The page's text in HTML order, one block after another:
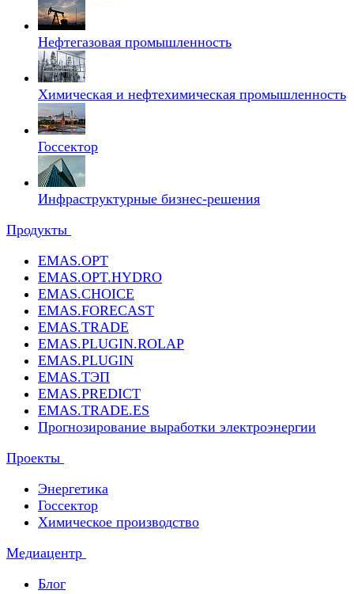
Нефтегазовая промышленность
Химическая и нефтехимическая промышленность
Госсектор
Инфраструктурные бизнес-решения
Продукты
EMAS.OPT
EMAS.OPT.HYDRO
EMAS.CHOICE
EMAS.FORECAST
EMAS.TRADE
EMAS.PLUGIN.ROLAP
EMAS.PLUGIN
EMAS.ТЭП
EMAS.PREDICT
EMAS.TRADE.ES
Прогнозирование выработки электроэнергии
Проекты
Энергетика
Госсектор
Химическое производство
Медиацентр
Блог